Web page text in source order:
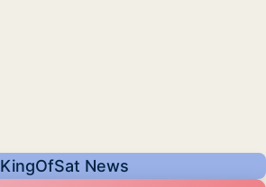
KingOfSat News